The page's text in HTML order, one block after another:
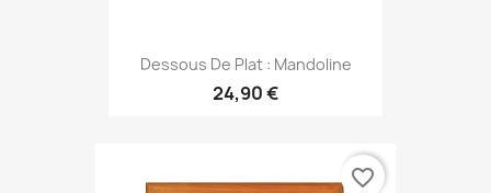
Dessous De Plat : Mandoline
24,90 €
favorite_border